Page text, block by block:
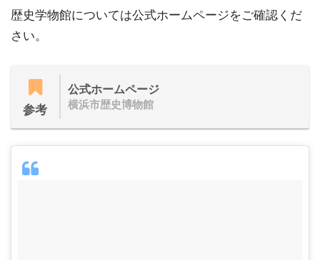
歴史学物館については公式ホームページをご確認くだ
さい。
参考
公式ホームページ
横浜市歴史博物館